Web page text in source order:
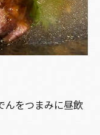
んをつまみに昼飲